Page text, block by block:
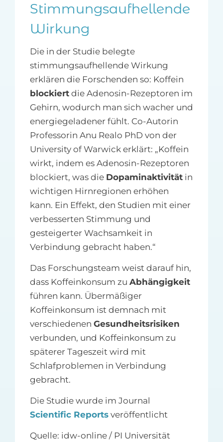
Stimmungsaufhellende
Wirkung
Die in der Studie belegte
stimmungsaufhellende Wirkung
erklären die Forschenden so: Koffein
blockiertdie Adenosin-Rezeptoren im
Gehirn, wodurch man sich wacher und
energiegeladener fühlt. Co-Autorin
Professorin Anu Realo PhD von der
University of Warwick erklärt: „Koffein
wirkt, indem es Adenosin-Rezeptoren
blockiert, was die Dopaminaktivitätin
wichtigen Hirnregionen erhöhen
kann. Ein Effekt, den Studien mit einer
verbesserten Stimmung und
gesteigerter Wachsamkeit in
Verbindung gebracht haben.“
Das Forschungsteam weist darauf hin,
dass Koffeinkonsum zu Abhängigkeit
führen kann. Übermäßiger
Koffeinkonsum ist demnach mit
verschiedenen Gesundheitsrisiken
verbunden, und Koffeinkonsum zu
späterer Tageszeit wird mit
Schlafproblemen in Verbindung
gebracht.
Die Studie wurde im Journal
Scientific Reportsveröffentlicht
Quelle: idw-online / PI Universität